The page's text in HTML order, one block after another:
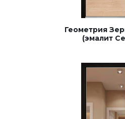
Геометрия
(эмалит